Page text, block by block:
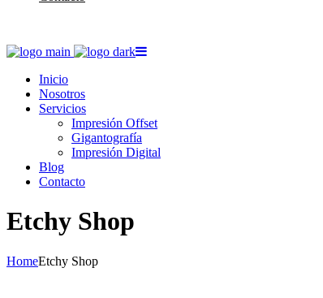
Inicio
Nosotros
Servicios
Impresión Offset
Gigantografía
Impresión Digital
Blog
Contacto
Etchy Shop
HomeEtchy Shop